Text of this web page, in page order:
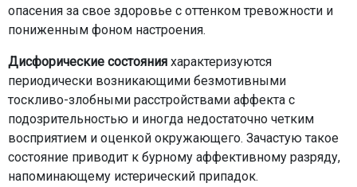
опасения за свое здоровье с оттенком тревожности и
пониженным фоном настроения.
Дисфорические состояния характеризуются
периодически возникающими безмотивными
тоскливо-злобными расстройствами аффекта с
подозрительностью и иногда недостаточно четким
восприятием и оценкой окружающего. Зачастую такое
состояние приводит к бурному аффективному разряду,
напоминающему истерический припадок.